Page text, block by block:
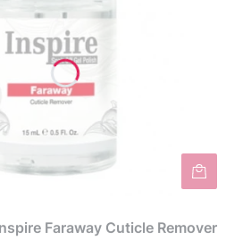
Faraway Cuticle Remover